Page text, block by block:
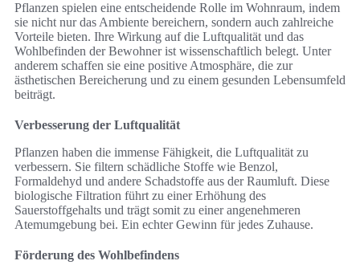
Pflanzen spielen eine entscheidende Rolle im Wohnraum, indem
sie nicht nur das Ambiente bereichern, sondern auch zahlreiche
Vorteile bieten. Ihre Wirkung auf die Luftqualität und das
Wohlbefinden der Bewohner ist wissenschaftlich belegt. Unter
anderem schaffen sie eine positive Atmosphäre, die zur
ästhetischen Bereicherung und zu einem gesunden Lebensumfeld
beiträgt.
Verbesserung der Luftqualität
Pflanzen haben die immense Fähigkeit, die Luftqualität zu
verbessern. Sie filtern schädliche Stoffe wie Benzol,
Formaldehyd und andere Schadstoffe aus der Raumluft. Diese
biologische Filtration führt zu einer Erhöhung des
Sauerstoffgehalts und trägt somit zu einer angenehmeren
Atemumgebung bei. Ein echter Gewinn für jedes Zuhause.
Förderung des Wohlbefindens